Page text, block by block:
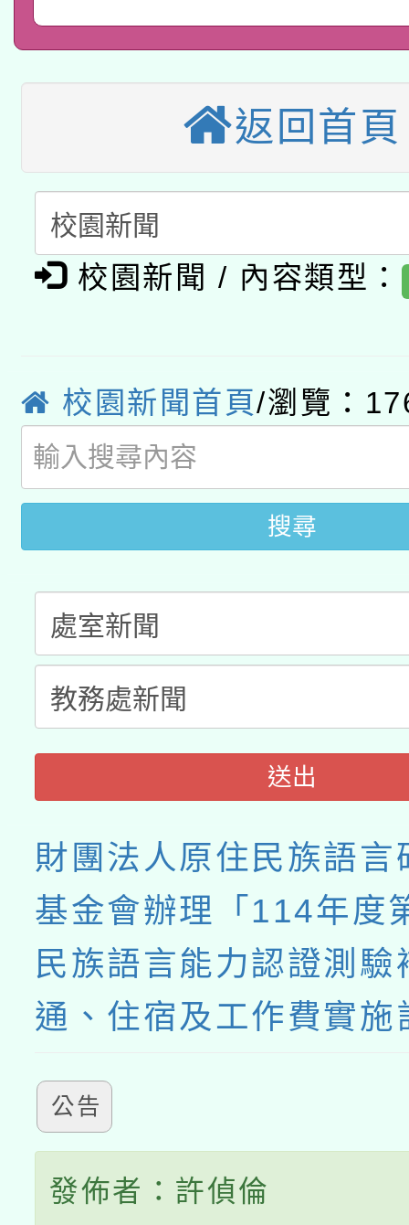
用水績優單位及節水達
本校115學年度第2次
招甄選結果公告(無人
適應運動共學行動站研
本館辦理115年度閱讀
暨閱讀推動專業研習
科技賦能─人工智慧
礎課程
A3數位素養講師名單
「數位內容與教學軟
薪期間赴陸應申請許可
業技術研究院辦理「
用水績優單位及節水達
115年8月22日(星期六
桃園市孔廟祈福系列
開 智慧啟航」
2026年桃園地景藝術
返回首頁
校園新聞 / 內容類型：
校園新聞首頁/瀏覽：
搜尋
送出
財團法人原住民族語言
基金會辦理「114年度
民族語言能力認證測驗
通、住宿及工作費實施
公告
發佈者：許偵倫